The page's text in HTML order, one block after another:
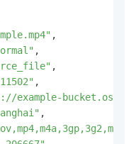
,
,
,
,
example-bucket.oss-cn-
,